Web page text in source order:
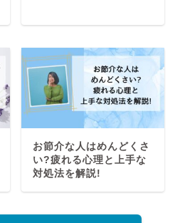
お節介な人はめんどくさ
い?疲れる心理と上手な
対処法を解説!